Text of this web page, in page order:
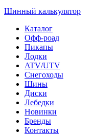
Шинный калькулятор
Каталог
Офф-роад
Пикапы
Лодки
ATV/UTV
Снегоходы
Шины
Диски
Лебедки
Новинки
Бренды
Контакты